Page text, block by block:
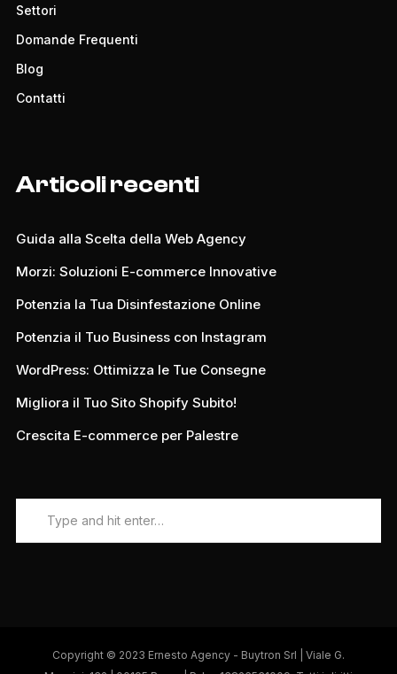
Settori
Domande Frequenti
Blog
Contatti
Articoli recenti
Guida alla Scelta della Web Agency
Morzi: Soluzioni E-commerce Innovative
Potenzia la Tua Disinfestazione Online
Potenzia il Tuo Business con Instagram
WordPress: Ottimizza le Tue Consegne
Migliora il Tuo Sito Shopify Subito!
Crescita E-commerce per Palestre
Copyright © 2023 Ernesto Agency - Buytron Srl | Viale G.